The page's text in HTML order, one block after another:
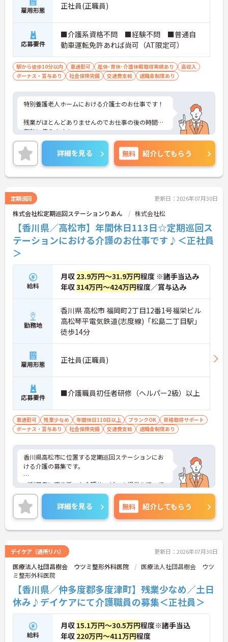
雇用形態 正社員(正職員)
応募要件
■介護系資格不問 ■経験不問 ■普通自
動車運転免許あれば尚可（AT限定可）
駅から徒歩10分以内 車通勤可 産休･育休･介護休暇取得実績あり
高収入
ボーナス・賞与あり
社会保険完備 交通費支給 退職金制度あり
特別養護老人ホームにおける介護士のお仕事です！
残業がほとんどありませんのでお仕事の後の時間も
有効に使えます！
無資格・経験が浅い方もしっかり指導してもらえる
ので安心してお仕事を始められる環境です！
ご興味ある方には、面接のポイントなど、さらに詳
詳細を見る 無料 紹介してもらう
定期巡回 更新日：2026年07月30日
株式会社松定期巡回ステーションりあん 株式会社松
【香川県／高松市】年間休日113日☆定期巡回ス
テーションにおける介護のお仕事です♪＜正社員
＞
給料
月収 23.9万円～31.9万円程度 ※諸手当込み
年収314万円～424万円程度／賞与込み
勤務地
香川県 高松市 福岡町2丁目12番1号福栄ビル
高松琴平電気鉄道(志度線)「松島二丁目駅」
徒歩14分
雇用形態 正社員(正職員)
応募要件 ■介護職員初任者研修（ヘルパー2級）以上
車通勤可 残業少なめ 年間休日110日以上 ブランクOK
資格取得サポート
ボーナス・賞与あり
社会保険完備 交通費支給 退職金制度あり
香川県高松市に位置する定期巡回ステーションにお
ける介護の募集です。
ご利用者に寄り添った介護サービスの提供を行って
いただける方を募集しています。また、年間休日は1
13日もあり、プライベートを大切にしながらご勤務
いただけます。
ご興味のある方には、面接対策ポイントなど、さら
さい！
詳細を見る 無料 紹介してもらう
デイケア（通所リハ） 更新日：2026年07月30日
医療法人社団昌樹会 ウツミ整形外科医院
医療法人社団昌樹会 ウツ
ミ整形外科医院
【香川県／仲多度郡多度津町】残業少なめ／土日
休み♪デイケアにて介護職員の募集＜正社員＞
給料
月収 15.1万円～30.5万円程度※諸手当込
年収 220万円～411万円程度